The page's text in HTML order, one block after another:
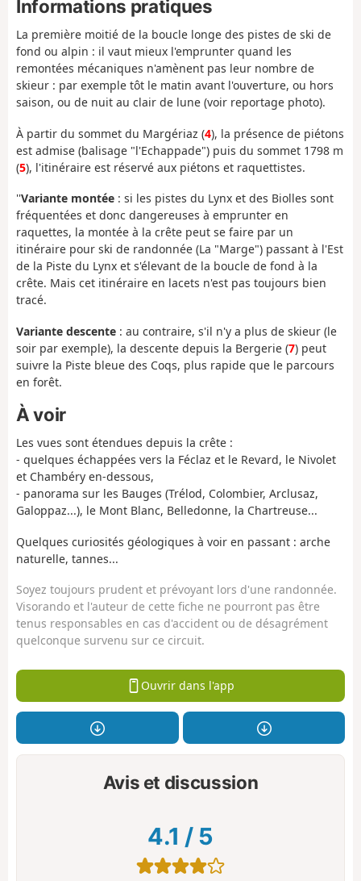
Informations pratiques
La première moitié de la boucle longe des pistes de ski de
fond ou alpin : il vaut mieux l'emprunter quand les
remontées mécaniques n'amènent pas leur nombre de
skieur : par exemple tôt le matin avant l'ouverture, ou hors
saison, ou de nuit au clair de lune (voir reportage photo).
À partir du sommet du Margériaz (4), la présence de piétons
est admise (balisage "l'Echappade") puis du sommet 1798 m
(5), l'itinéraire est réservé aux piétons et raquettistes.
''Variante montée : si les pistes du Lynx et des Biolles sont
fréquentées et donc dangereuses à emprunter en
raquettes, la montée à la crête peut se faire par un
itinéraire pour ski de randonnée (La "Marge") passant à l'Est
de la Piste du Lynx et s'élevant de la boucle de fond à la
crête. Mais cet itinéraire en lacets n'est pas toujours bien
tracé.
Variante descente : au contraire, s'il n'y a plus de skieur (le
soir par exemple), la descente depuis la Bergerie (7) peut
suivre la Piste bleue des Coqs, plus rapide que le parcours
en forêt.
À voir
Les vues sont étendues depuis la crête :
- quelques échappées vers la Féclaz et le Revard, le Nivolet
et Chambéry en-dessous,
- panorama sur les Bauges (Trélod, Colombier, Arclusaz,
Galoppaz...), le Mont Blanc, Belledonne, la Chartreuse...
Quelques curiosités géologiques à voir en passant : arche
naturelle, tannes...
Soyez toujours prudent et prévoyant lors d'une randonnée.
Visorando et l'auteur de cette fiche ne pourront pas être
tenus responsables en cas d'accident ou de désagrément
quelconque survenu sur ce circuit.
Ouvrir dans l'app
Avis et discussion
4.1 / 5